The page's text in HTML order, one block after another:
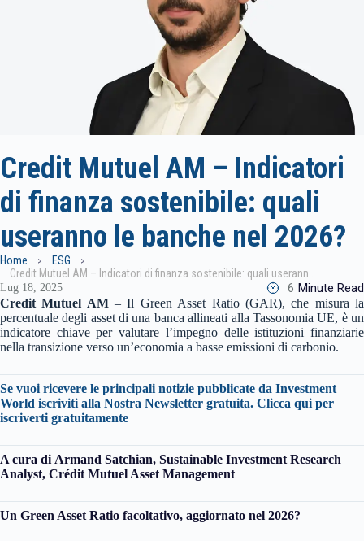
Credit Mutuel AM – Indicatori
di finanza sostenibile: quali
useranno le banche nel 2026?
Home
ESG
Lug 18, 2025 6 Minute Read
Credit Mutuel AM– Il Green Asset Ratio (GAR), che misura la
percentuale degli asset di una banca allineati alla Tassonomia UE, è un
indicatore chiave per valutare l’impegno delle istituzioni finanziarie
nella transizione verso un’economia a basse emissioni di carbonio.
Se vuoi ricevere le principali notizie pubblicate da Investment
World iscriviti alla Nostra Newsletter gratuita. Clicca qui per
iscriverti gratuitamente
A cura di Armand Satchian, Sustainable Investment Research
Analyst, Crédit Mutuel Asset Management
Un Green Asset Ratio facoltativo, aggiornato nel 2026?